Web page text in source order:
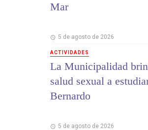
Mar
5 de agosto de 2026
ACTIVIDADES
La Municipalidad
salud sexual a
Bernardo
5 de agosto de 2026